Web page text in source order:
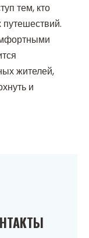
тем, кто
жителей,
и